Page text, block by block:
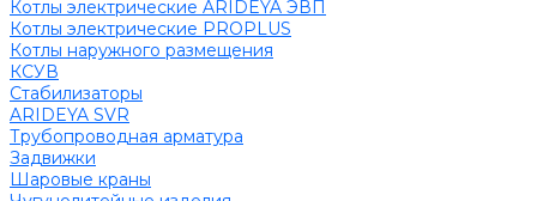
Котлы электрические ARIDEYA ЭВП
Котлы электрические PROPLUS
Котлы наружного размещения
КСУВ
Стабилизаторы
ARIDEYA SVR
Трубопроводная арматура
Задвижки
Шаровые краны